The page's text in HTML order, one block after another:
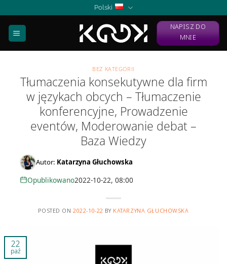
content
Polski
NAPISZ DO
MNIE
BEZ KATEGORII
Tłumaczenia konsekutywne dla firm
w językach obcych – Tłumaczenie
konferencyjne, Prowadzenie
eventów, Moderowanie debat –
Baza Wiedzy
Autor: Katarzyna Głuchowska
Opublikowano2022-10-22, 08:00
POSTED ON2022-10-22 BY KATARZYNA GŁUCHOWSKA
22
paź